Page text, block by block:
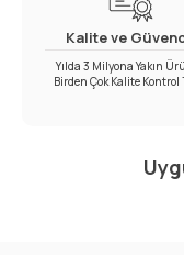
Kalite ve
Yılda 3 Milyona Yakın
Birden Çok Kalite Kontrol